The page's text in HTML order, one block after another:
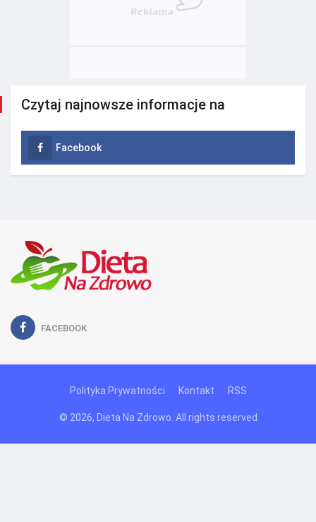
Czytaj najnowsze informacje na
Facebook
FACEBOOK
Polityka Prywatności Kontakt RSS
© 2026, Dieta Na Zdrowo. All rights reserved